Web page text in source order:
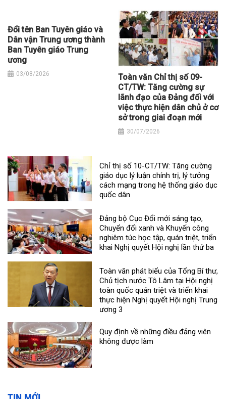
Đổi tên Ban Tuyên giáo và
Dân vận Trung ương thành
Ban Tuyên giáo Trung
ương
03/08/2026
Toàn văn Chỉ thị số 09-
CT/TW: Tăng cường sự
lãnh đạo của Đảng đối với
việc thực hiện dân chủ ở cơ
sở trong giai đoạn mới
30/07/2026
Chỉ thị số 10-CT/TW: Tăng cường
giáo dục lý luận chính trị, lý tưởng
cách mạng trong hệ thống giáo dục
quốc dân
Đảng bộ Cục Đổi mới sáng tạo,
Chuyển đổi xanh và Khuyến công
nghiêm túc học tập, quán triệt, triển
khai Nghị quyết Hội nghị lần thứ ba
Toàn văn phát biểu của Tổng Bí thư,
Chủ tịch nước Tô Lâm tại Hội nghị
toàn quốc quán triệt và triển khai
thực hiện Nghị quyết Hội nghị Trung
ương 3
Quy định về những điều đảng viên
không được làm